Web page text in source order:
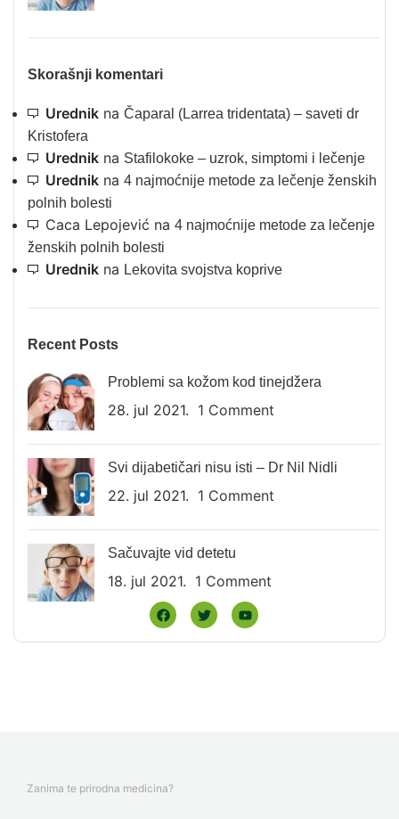
Skorašnji komentari
Urednik na Čaparal (Larrea tridentata) – saveti dr
Kristofera
Urednik na Stafilokoke – uzrok, simptomi i lečenje
Urednik na 4 najmoćnije metode za lečenje ženskih
polnih bolesti
Caca Lepojević na 4 najmoćnije metode za lečenje
ženskih polnih bolesti
Urednik na Lekovita svojstva koprive
Recent Posts
Problemi sa kožom kod tinejdžera
28. jul 2021. 1 Comment
Svi dijabetičari nisu isti – Dr Nil Nidli
22. jul 2021. 1 Comment
Sačuvajte vid detetu
18. jul 2021. 1 Comment
Zanima te prirodna medicina?